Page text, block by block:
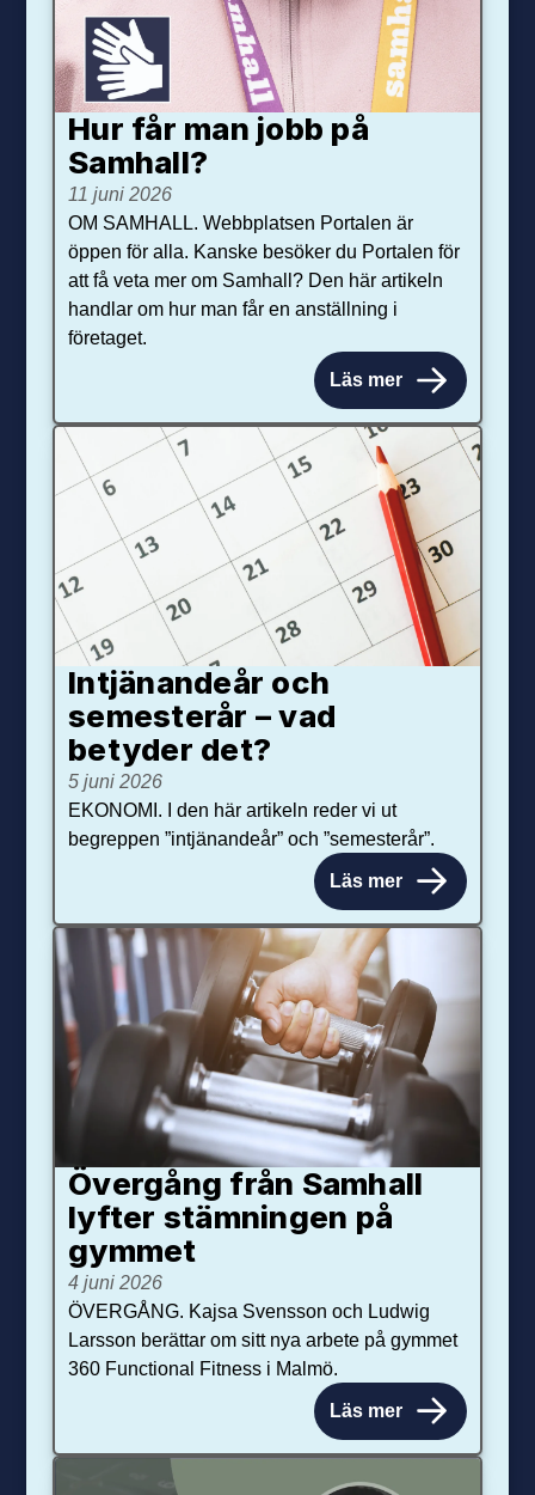
Hur får man jobb på
Samhall?
11 juni 2026
OM SAMHALL. Webbplatsen Portalen är
öppen för alla. Kanske besöker du Portalen för
att få veta mer om Samhall? Den här artikeln
handlar om hur man får en anställning i
företaget.
Läs mer
Intjänandeår och
semesterår – vad
betyder det?
5 juni 2026
EKONOMI. I den här artikeln reder vi ut
begreppen ”intjänandeår” och ”semesterår”.
Läs mer
Övergång från Samhall
lyfter stämningen på
gymmet
4 juni 2026
ÖVERGÅNG. Kajsa Svensson och Ludwig
Larsson berättar om sitt nya arbete på gymmet
360 Functional Fitness i Malmö.
Läs mer